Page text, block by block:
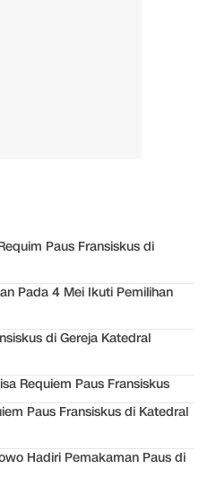
Paus Fransiskus di
Pada 4 Mei Ikuti Pemilihan
di Gereja Katedral
Requiem Paus Fransiskus
Paus Fransiskus di Katedral
Hadiri Pemakaman Paus di